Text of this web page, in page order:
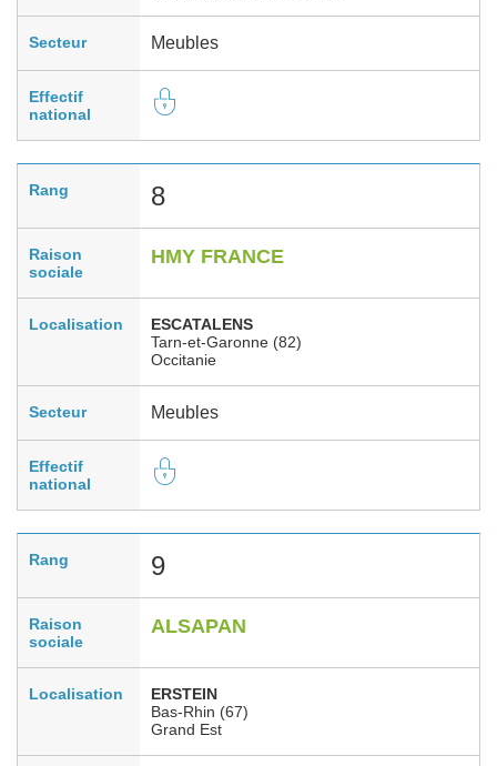
Secteur Meubles
Effectif
national
Rang 8
Raison
sociale
HMY FRANCE
Localisation
ESCATALENS
Tarn-et-Garonne (82)
Occitanie
Secteur Meubles
Effectif
national
Rang 9
Raison
sociale
ALSAPAN
Localisation
ERSTEIN
Bas-Rhin (67)
Grand Est